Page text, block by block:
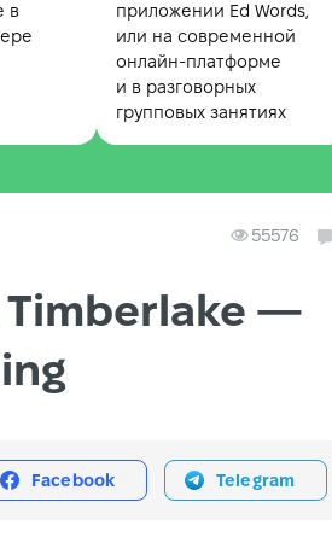
в
приложении Ed Words,
или на современной
онлайн-платформе
и в разговорных
групповых занятиях
55576
Timberlake —
Facebook Telegram